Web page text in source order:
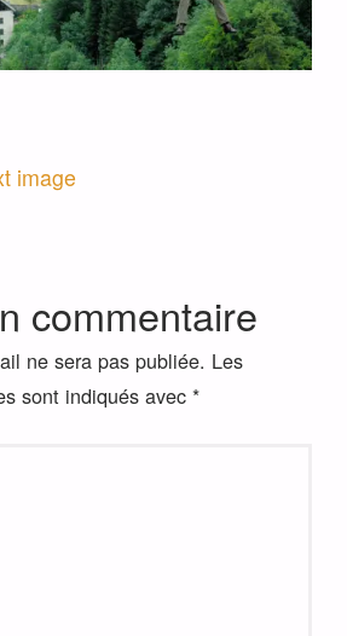
image
commentaire
ne sera pas publiée. Les
sont indiqués avec *